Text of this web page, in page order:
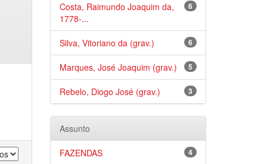
6
Costa, Raimundo Joaquim da,
1778-...
6
Silva, Vitoriano da (grav.)
5
Marques, José Joaquim (grav.)
3
Rebelo, Diogo José (grav.)
Assunto
4
FAZENDAS